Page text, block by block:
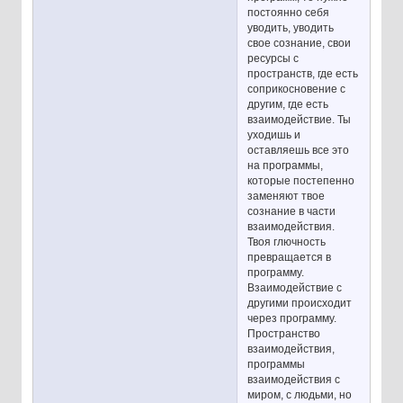
постоянно себя
уводить, уводить
свое сознание, свои
ресурсы с
пространств, где есть
соприкосновение с
другим, где есть
взаимодействие. Ты
уходишь и
оставляешь все это
на программы,
которые постепенно
заменяют твое
сознание в части
взаимодействия.
Твоя глючность
превращается в
программу.
Взаимодействие с
другими происходит
через программу.
Пространство
взаимодействия,
программы
взаимодействия с
миром, с людьми, но